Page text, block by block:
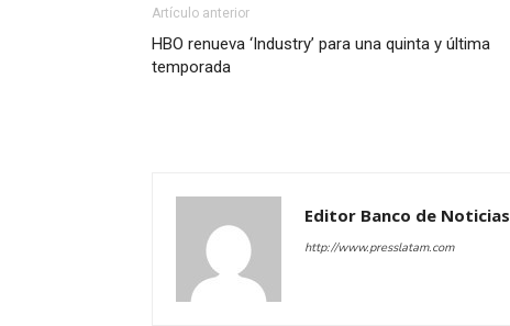
Artículo anterior
HBO renueva ‘Industry’ para una quinta y última
temporada
Editor Banco de Noticias
http://www.presslatam.com